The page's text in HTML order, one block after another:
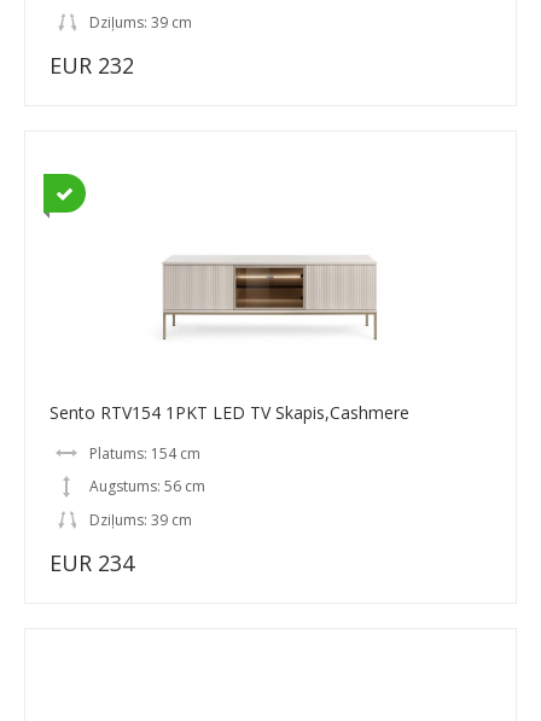
Dziļums: 39 cm
EUR 232
Sento RTV154 1PKT LED TV Skapis,Cashmere
Platums: 154 cm
Augstums: 56 cm
Dziļums: 39 cm
EUR 234